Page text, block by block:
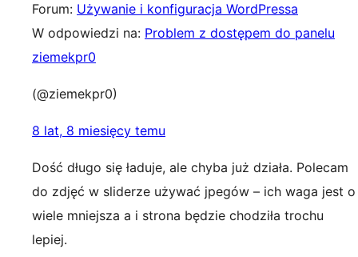
Forum: Używanie i konfiguracja WordPressa
W odpowiedzi na: Problem z dostępem do panelu
ziemekpr0
(@ziemekpr0)
8 lat, 8 miesięcy temu
Dość długo się ładuje, ale chyba już działa. Polecam
do zdjęć w sliderze używać jpegów – ich waga jest o
wiele mniejsza a i strona będzie chodziła trochu
lepiej.